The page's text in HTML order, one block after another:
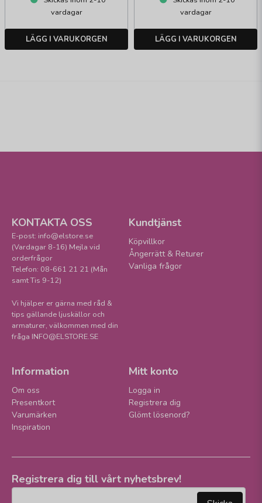
vardagar
LÄGG I VARUKORGEN
vardagar
LÄGG I VARUKORGEN
KONTAKTA OSS
E-post: info@elstore.se
(Vardagar 8-16) Mejla vid
orderfrågor
Telefon: 08-661 21 21 (Mån
samt Tis 9-12)
Vi hjälper er gärna med råd &
tips gällande ljuskällor och
armaturer, välkommen med din
fråga INFO@ELSTORE.SE
Kundtjänst
Köpvillkor
Ångerrätt & Returer
Vanliga frågor
Information
Om oss
Presentkort
Varumärken
Inspiration
Mitt konto
Logga in
Registrera dig
Glömt lösenord?
Registrera dig till vårt nyhetsbrev!